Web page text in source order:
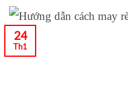
24
Th1